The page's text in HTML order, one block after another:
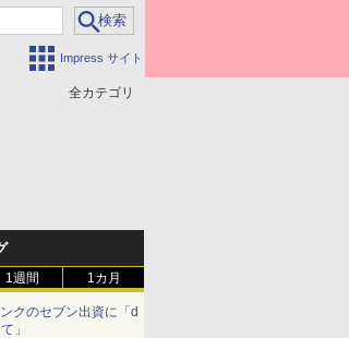
Impress サイト
全カテゴリ
1週間 1カ月
クのセブン出資に「d
」